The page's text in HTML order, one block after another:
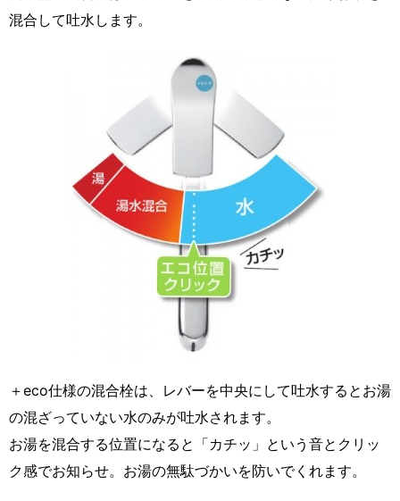
混合して吐水します。
＋eco仕様の混合栓は、レバーを中央にして吐水するとお湯
の混ざっていない水のみが吐水されます。
お湯を混合する位置になると「カチッ」という音とクリッ
ク感でお知らせ。お湯の無駄づかいを防いでくれます。